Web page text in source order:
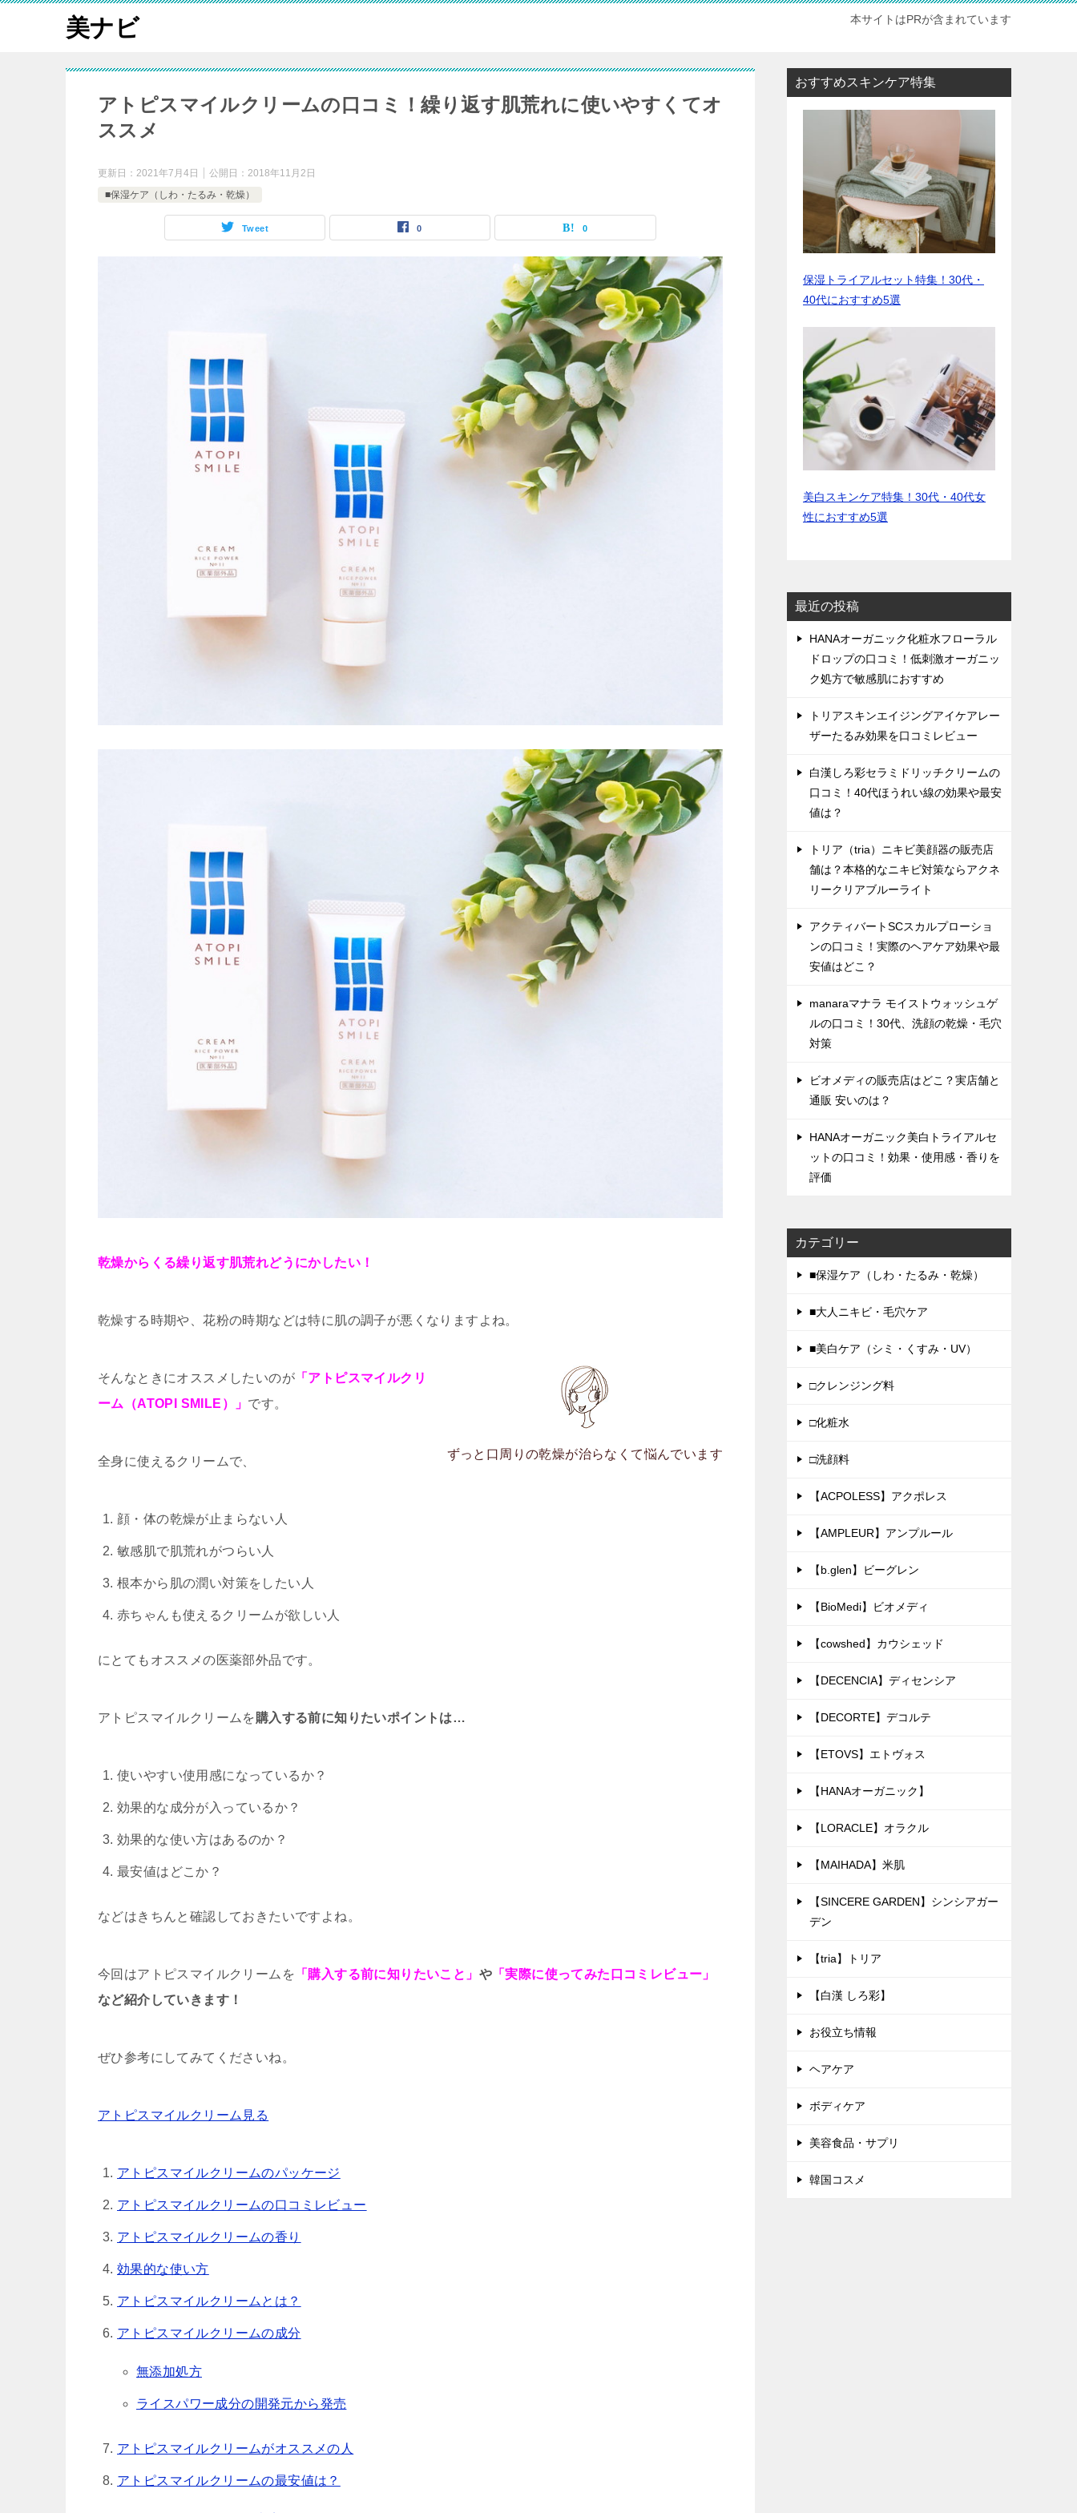
美ナビ 本サイトはPRが含まれています
アトピスマイルクリームの口コミ！繰り返す肌荒れに使いやすくてオ
ススメ
更新日： 2021年7月4日 公開日： 2018年11月2日
■保湿ケア（しわ・たるみ・乾燥）
Tweet 0 0
乾燥からくる繰り返す肌荒れどうにかしたい！
乾燥する時期や、花粉の時期などは特に肌の調子が悪くなりますよね。
ずっと口周りの乾燥が治らなくて悩んでいます
そんなときにオススメしたいのが 「アトピスマイルクリ
ーム（ATOPI SMILE）」 です。
全身に使えるクリームで、
顔・体の乾燥が止まらない人
敏感肌で肌荒れがつらい人
根本から肌の潤い対策をしたい人
赤ちゃんも使えるクリームが欲しい人
にとてもオススメの医薬部外品です。
アトピスマイルクリームを購入する前に知りたいポイントは…
使いやすい使用感になっているか？
効果的な成分が入っているか？
効果的な使い方はあるのか？
最安値はどこか？
などはきちんと確認しておきたいですよね。
今回はアトピスマイルクリームを 「購入する前に知りたいこと」 や 「実際に使ってみた口コミレビュー」
など紹介していきます！
ぜひ参考にしてみてくださいね。
アトピスマイルクリーム見る
アトピスマイルクリームのパッケージ
アトピスマイルクリームの口コミレビュー
アトピスマイルクリームの香り
効果的な使い方
アトピスマイルクリームとは？
アトピスマイルクリームの成分
無添加処方
ライスパワー成分の開発元から発売
アトピスマイルクリームがオススメの人
アトピスマイルクリームの最安値は？
おすすめスキンケア特集
保湿トライアルセット特集！30代・
40代におすすめ5選
美白スキンケア特集！30代・40代女
性におすすめ5選
最近の投稿
HANAオーガニック化粧水フローラル
ドロップの口コミ！低刺激オーガニッ
ク処方で敏感肌におすすめ
トリアスキンエイジングアイケアレー
ザーたるみ効果を口コミレビュー
白漢しろ彩セラミドリッチクリームの
口コミ！40代ほうれい線の効果や最安
値は？
トリア（tria）ニキビ美顔器の販売店
舗は？本格的なニキビ対策ならアクネ
リークリアブルーライト
アクティバートSCスカルプローショ
ンの口コミ！実際のヘアケア効果や最
安値はどこ？
manaraマナラ モイストウォッシュゲ
ルの口コミ！30代、洗顔の乾燥・毛穴
対策
ビオメディの販売店はどこ？実店舗と
通販 安いのは？
HANAオーガニック美白トライアルセ
ットの口コミ！効果・使用感・香りを
評価
カテゴリー
■保湿ケア（しわ・たるみ・乾燥）
■大人ニキビ・毛穴ケア
■美白ケア（シミ・くすみ・UV）
□クレンジング料
□化粧水
□洗顔料
【ACPOLESS】アクポレス
【AMPLEUR】アンプルール
【b.glen】ビーグレン
【BioMedi】ビオメディ
【cowshed】カウシェッド
【DECENCIA】ディセンシア
【DECORTE】デコルテ
【ETOVS】エトヴォス
【HANAオーガニック】
【LORACLE】オラクル
【MAIHADA】米肌
【SINCERE GARDEN】シンシアガー
デン
【tria】トリア
【白漢 しろ彩】
お役立ち情報
ヘアケア
ボディケア
美容食品・サプリ
韓国コスメ